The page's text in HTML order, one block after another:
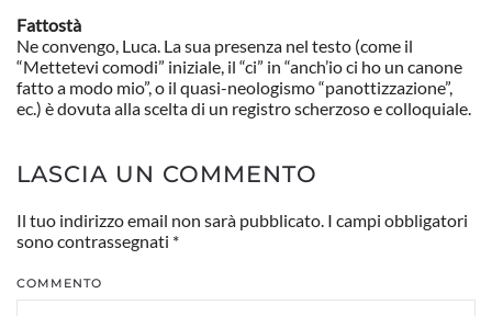
Fattostà
Ne convengo, Luca. La sua presenza nel testo (come il
“Mettetevi comodi” iniziale, il “ci” in “anch’io ci ho un canone
fatto a modo mio”, o il quasi-neologismo “panottizzazione”,
ec.) è dovuta alla scelta di un registro scherzoso e colloquiale.
LASCIA UN COMMENTO
Il tuo indirizzo email non sarà pubblicato. I campi obbligatori
sono contrassegnati *
COMMENTO